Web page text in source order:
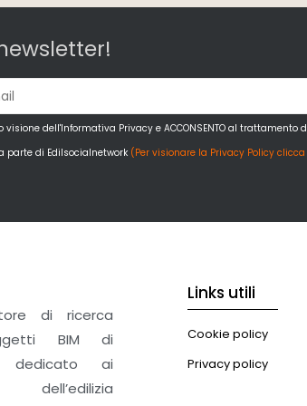
visione dell'Informativa Privacy e ACCONSENTO al trattamento
parte di Edilsocialnetwork (Per visionare la Privacy Policy
di ricerca
BIM di
dedicato ai
Links utili
Cookie policy
Privacy policy